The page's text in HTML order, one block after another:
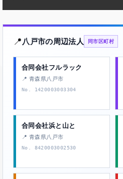
📍 八戸市の周辺法人 同市区町村
合同会社フルラック
📍 青森県八戸市
No. 1420003003304
合同会社浜と山と
📍 青森県八戸市
No. 8420003002530